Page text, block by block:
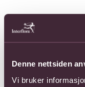
Denne nettsiden
Vi bruker
Populære